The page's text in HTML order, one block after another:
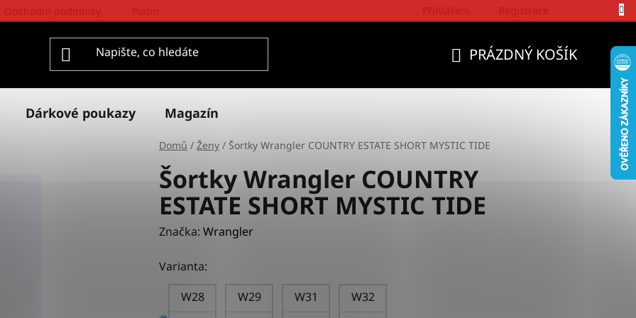
PRÁZDNÝ KOŠÍK
Dárkové poukazy Magazín
Domů / Ženy / Šortky Wrangler COUNTRY ESTATE SHORT MYSTIC TIDE
Šortky Wrangler COUNTRY
ESTATE SHORT MYSTIC TIDE
Značka: Wrangler
Varianta:
W28
W29 W31 W32